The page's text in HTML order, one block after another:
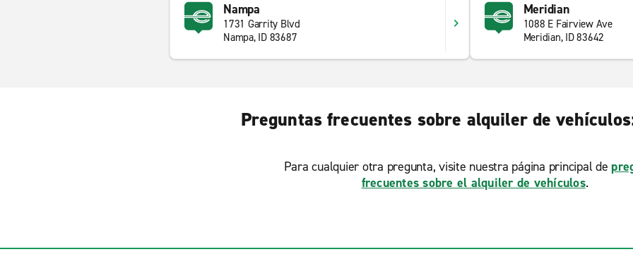
Nampa
1731 Garrity Blvd
Nampa, ID 83687
Meridian
1088 E Fairview Ave
Meridian, ID 83642
Preguntas frecuentes sobre alquiler de
Para cualquier otra pregunta, visite nuestra página principal de
frecuentes sobre el alquiler de vehículos.